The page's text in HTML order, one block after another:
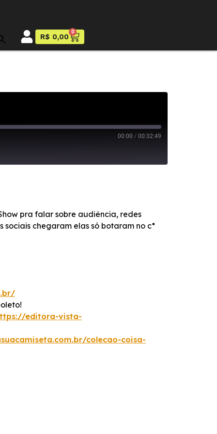
R$ 0,00
0
00:00 / 00:32:49
pra falar sobre audiência, redes
chegaram elas só botaram no c*
editora-vista-
colecao-coisa-